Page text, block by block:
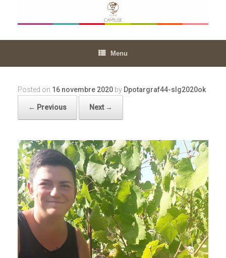
content
Menu
Posted on 16 novembre 2020 by Dpotargraf44-slg2020ok
← Previous Next →